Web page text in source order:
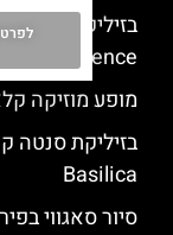
Florence)
מופע מוזיקה
Basilica
סיור סאגווי